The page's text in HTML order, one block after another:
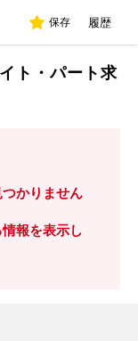
保存 履歴
ト・パート求
つかりません
情報を表示し